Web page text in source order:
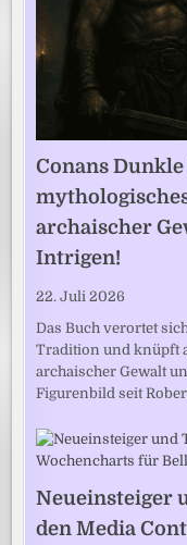
Conans
archaischer
Intrigen!
22. Juli 2026
Das Buch verortet
Tradition und knüpft
archaischer Gewalt
Figurenbild seit
Neueinsteiger
den Media